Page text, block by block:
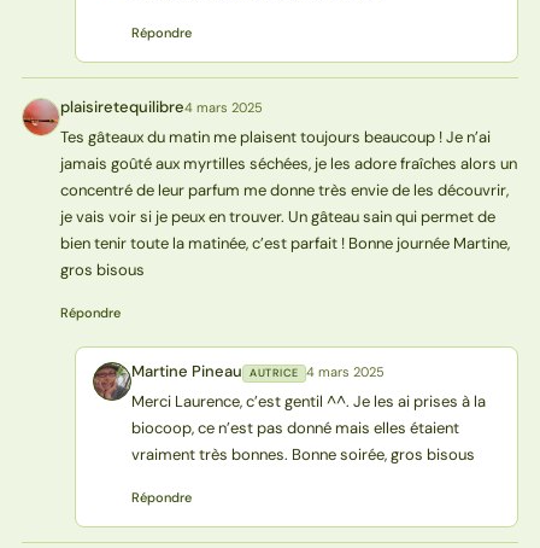
Répondre
P plaisiretequilibre4 mars 2025
Tes gâteaux du matin me plaisent toujours beaucoup ! Je n’ai
jamais goûté aux myrtilles séchées, je les adore fraîches alors un
concentré de leur parfum me donne très envie de les découvrir,
je vais voir si je peux en trouver. Un gâteau sain qui permet de
bien tenir toute la matinée, c’est parfait ! Bonne journée Martine,
gros bisous
Répondre
MP Martine Pineau AUTRICE 4 mars 2025
Merci Laurence, c’est gentil ^^. Je les ai prises à la
biocoop, ce n’est pas donné mais elles étaient
vraiment très bonnes. Bonne soirée, gros bisous
Répondre